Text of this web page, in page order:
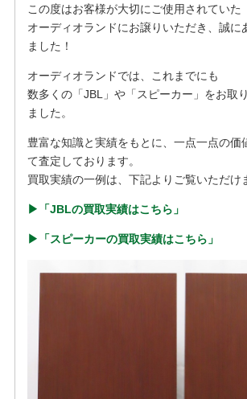
この度はお客様が大切にご使用されていた
オーディオランドにお譲りいただき、誠に
ました！
オーディオランドでは、これまでにも
数多くの「JBL」や「スピーカー」をお取
ました。
豊富な知識と実績をもとに、一点一点の価
て査定しております。
買取実績の一例は、下記よりご覧いただけ
▶︎「JBLの買取実績はこちら」
▶︎「スピーカーの買取実績はこちら」